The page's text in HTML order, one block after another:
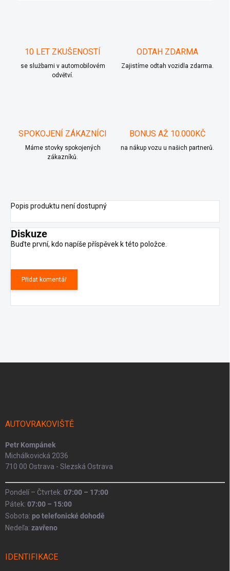
10 LET ZKUŠENOSTÍ
se službami v automobilovém
odvětví.
ODTAH ZDARMA
Zajistíme odtah vozidla zdarma.
SPOKOJENÍ ZÁKAZNÍCI
Máme stovky spokojených
zákazníků.
BONUS AŽ 10.000KČ
na nákup vozu u našich partnerů.
Popis produktu není dostupný
Diskuze
Buďte první, kdo napíše příspěvek k této položce.
Přidat komentář
AUTOVRAKOVIŠTĚ
Petr Kompánek
Michálkovická 2036
710 00 Ostrava - Slezská Ostrava
Pondelí – Čtvrtek: 07:00 – 17:00
Pátek: 07:00 – 15:00
Sobota: po telefonické dohodě
Nedeľa: zavřeno
IDENTIFIKACE